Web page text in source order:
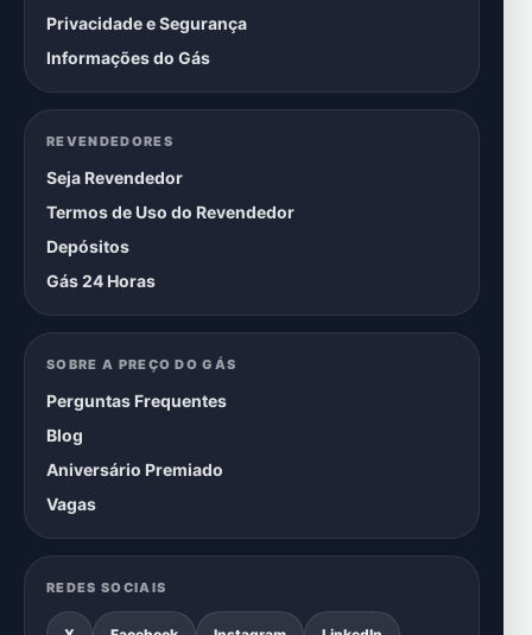
Privacidade e Segurança
Informações do Gás
REVENDEDORES
Seja Revendedor
Termos de Uso do Revendedor
Depósitos
Gás 24 Horas
SOBRE A PREÇO DO GÁS
Perguntas Frequentes
Blog
Aniversário Premiado
Vagas
REDES SOCIAIS